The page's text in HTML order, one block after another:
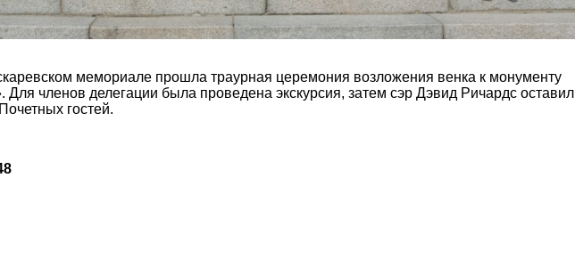
мемориале прошла траурная церемония возложения венка к монументу
Для членов делегации была проведена экскурсия, затем сэр Дэвид Ричардс оставил
гостей.